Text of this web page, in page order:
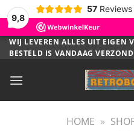
9,8
57 Reviews
Ga
naar
WIJ LEVEREN ALLES UIT EIGEN
BESTELD IS VANDAAG
HOME »